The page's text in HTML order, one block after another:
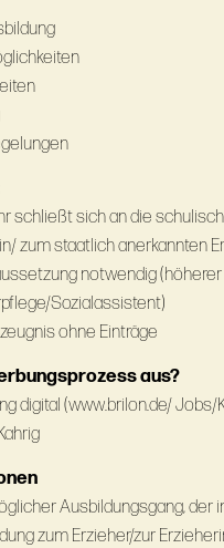
schließt sich an die
zum staatlich anerkannten
notwendig
Sozialassistent)
ohne Einträge
aus?
digital (www.brilon.de/ Jobs/
Ausbildungsgang, der
zum Erzieher/zur